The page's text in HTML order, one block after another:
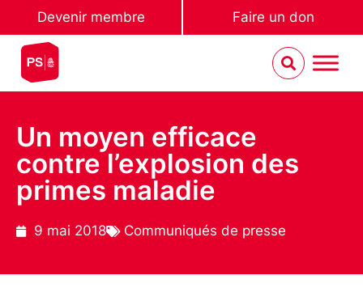
Devenir membre Faire un don
Un moyen efficace
contre l’explosion des
primes maladie
9 mai 2018 Communiqués de presse